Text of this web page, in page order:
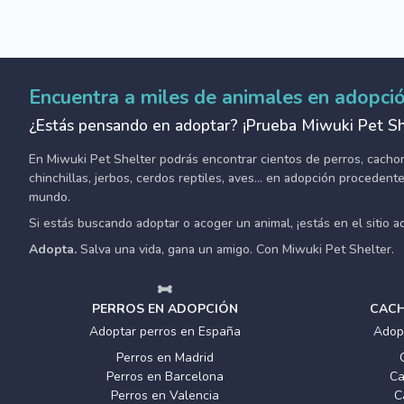
Encuentra a miles de animales en
¿Estás pensando en adoptar? ¡Prueba Miwuki Pet
En Miwuki Pet Shelter podrás encontrar cientos de perros,
chinchillas, jerbos, cerdos reptiles, aves... en adopción
mundo.
Si estás buscando adoptar o acoger un animal, ¡estás en el sitio
Adopta. Salva una vida, gana un amigo. Con Miwuki Pet Shelter.
PERROS EN ADOPCIÓN
Adoptar perros en España
Perros en Madrid
Perros en Barcelona
Perros en Valencia